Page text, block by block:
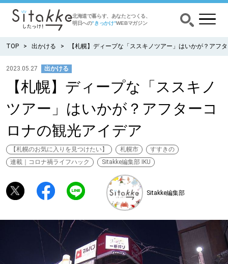
北海道で暮らす、あなたとつくる、
明日への”きっかけ”WEBマガジン
CATEGORY カテゴリー
食べる
出かける
みがく
TOP 出かける 【札幌】ディープな「ススキノツアー」はいかが？アフ
2023.05.27 出かける
【札幌】ディープな「ススキノ
ツアー」はいかが？アフターコ
ロナの観光アイデア
【札幌のお気に入りを見つけたい】 札幌市
すすきの
連載｜コロナ禍ライフハック
Sitakke編集部 IKU
Sitakke編集部